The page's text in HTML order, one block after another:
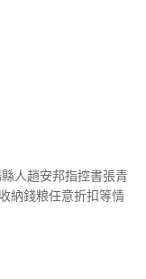
人趙安邦指控書張青
納錢粮任意折扣等情